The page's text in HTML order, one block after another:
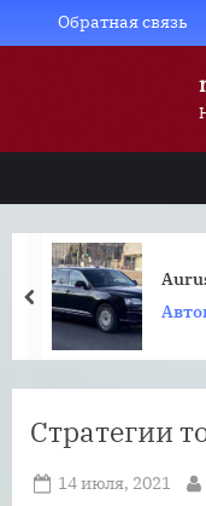
to
Обратная связь
prev
Стратегии
Posted
14 июля, 2021